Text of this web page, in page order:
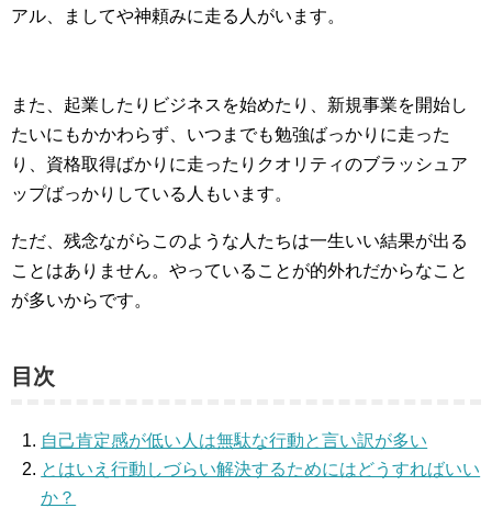
アル、ましてや神頼みに走る人がいます。
また、起業したりビジネスを始めたり、新規事業を開始し
たいにもかかわらず、いつまでも勉強ばっかりに走った
り、資格取得ばかりに走ったりクオリティのブラッシュア
ップばっかりしている人もいます。
ただ、残念ながらこのような人たちは一生いい結果が出る
ことはありません。やっていることが的外れだからなこと
が多いからです。
目次
自己肯定感が低い人は無駄な行動と言い訳が多い
とはいえ行動しづらい解決するためにはどうすればいい
か？